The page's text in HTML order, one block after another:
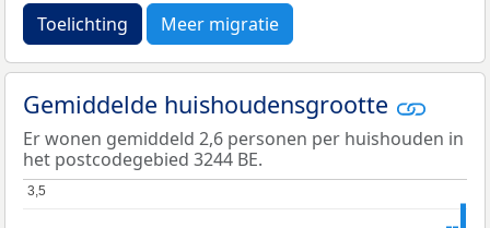
Toelichting Meer migratie
Gemiddelde huishoudensgrootte
Er wonen gemiddeld 2,6 personen per huishouden in
het postcodegebied 3244 BE.
3,5
3,5